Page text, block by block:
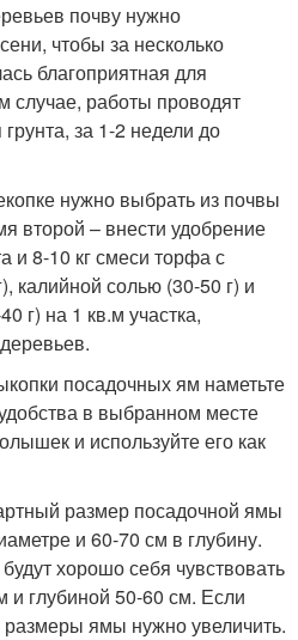
почву нужно
чтобы за несколько
благоприятная для
случае, работы проводят
за 1-2 недели до
нужно выбрать из почвы
второй – внести удобрение
и 8-10 кг смеси торфа с
калийной солью (30-50 г) и
г) на 1 кв.м участка,
посадочных ям наметьте
в выбранном месте
и используйте его как
размер посадочной ямы
и 60-70 см в глубину.
хорошо себя чувствовать
глубиной 50-60 см. Если
ямы нужно увеличить.